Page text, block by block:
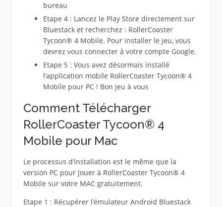
bureau
Etape 4 : Lancez le Play Store directement sur
Bluestack et recherchez : RollerCoaster
Tycoon® 4 Mobile. Pour installer le jeu, vous
devrez vous connecter à votre compte Google.
Etape 5 : Vous avez désormais installé
l’application mobile RollerCoaster Tycoon® 4
Mobile pour PC ! Bon jeu à vous
Comment Télécharger
RollerCoaster Tycoon® 4
Mobile pour Mac
Le processus d’installation est le même que la
version PC pour jouer à RollerCoaster Tycoon® 4
Mobile sur votre MAC gratuitement.
Etape 1 : Récupérer l’émulateur Android Bluestack